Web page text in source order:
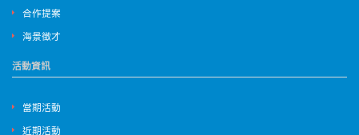
合作提案
海景徵才
活動資訊
當期活動
近期活動